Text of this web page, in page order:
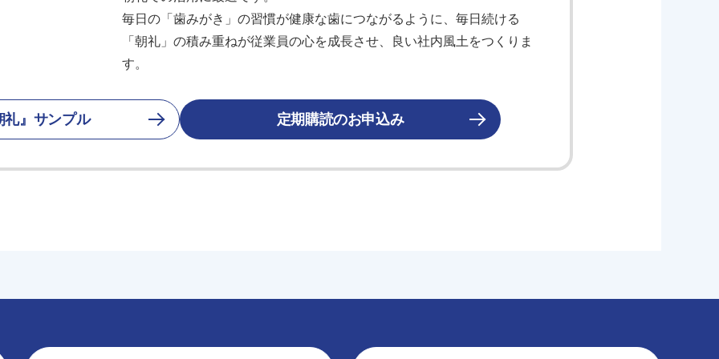
毎日の「歯みがき」の習慣が健康な歯につながるように、毎日続ける
「朝礼」の積み重ねが従業員の心を成長させ、良い社内風土をつくりま
す。
礼』サンプル 定期購読のお申込み